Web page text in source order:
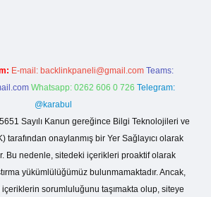
E-mail: backlinkpaneli@gmail.com Teams:
Whatsapp: 0262 606 0 726 Telegram:
@karabul
Sayılı Kanun gereğince Bilgi Teknolojileri ve
tarafından onaylanmış bir Yer Sağlayıcı olarak
Bu nedenle, sitedeki içerikleri proaktif olarak
yükümlülüğümüz bulunmamaktadır. Ancak,
içeriklerin sorumluluğunu taşımakta olup, siteye